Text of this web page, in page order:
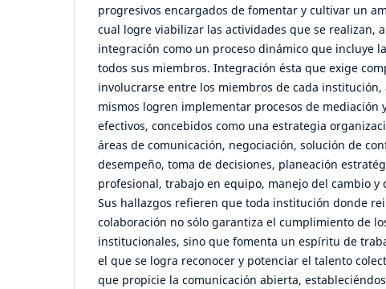
progresivos encargados de fomentar y cultivar un
cual logre viabilizar las actividades que se realizan,
integración como un proceso dinámico que incluye
todos sus miembros. Integración ésta que exige
involucrarse entre los miembros de cada institución,
mismos logren implementar procesos de mediación
efectivos, concebidos como una estrategia
áreas de comunicación, negociación, solución de
desempeño, toma de decisiones, planeación
profesional, trabajo en equipo, manejo del cambio y
Sus hallazgos refieren que toda institución donde
colaboración no sólo garantiza el cumplimiento de
institucionales, sino que fomenta un espíritu de
el que se logra reconocer y potenciar el talento
que propicie la comunicación abierta,